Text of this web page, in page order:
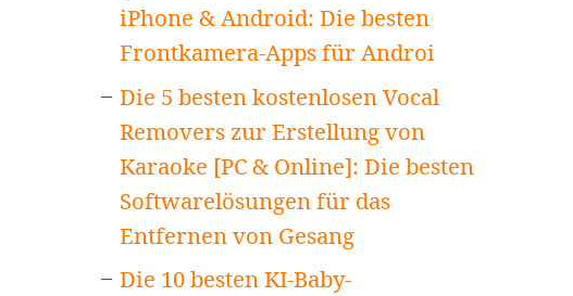
iPhone & Android: Die besten
Frontkamera-Apps für Androi
Die 5 besten kostenlosen Vocal
Removers zur Erstellung von
Karaoke [PC & Online]: Die besten
Softwarelösungen für das
Entfernen von Gesang
Die 10 besten KI-Baby-